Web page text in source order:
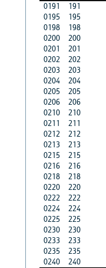
0191
191
0195
195
0198
198
0200
200
0201
201
0202
202
0203
203
0204
204
0205
205
0206
206
0210
210
0211
211
0212
212
0213
213
0215
215
0216
216
0218
218
0220
220
0222
222
0224
224
0225
225
0230
230
0233
233
0235
235
0240
240